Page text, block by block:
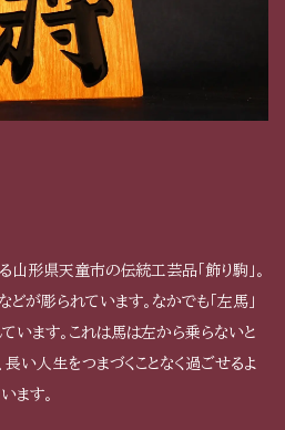
形県天童市の伝統工芸品「飾り駒」。
どが彫られています。なかでも「左馬」
います。これは馬は左から乗らないと
長い人生をつまづくことなく過ごせるよ
ます。